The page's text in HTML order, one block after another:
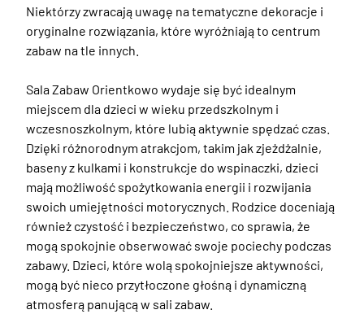
Niektórzy zwracają uwagę na tematyczne dekoracje i
oryginalne rozwiązania, które wyróżniają to centrum
zabaw na tle innych.
Sala Zabaw Orientkowo wydaje się być idealnym
miejscem dla dzieci w wieku przedszkolnym i
wczesnoszkolnym, które lubią aktywnie spędzać czas.
Dzięki różnorodnym atrakcjom, takim jak zjeżdżalnie,
baseny z kulkami i konstrukcje do wspinaczki, dzieci
mają możliwość spożytkowania energii i rozwijania
swoich umiejętności motorycznych. Rodzice doceniają
również czystość i bezpieczeństwo, co sprawia, że
mogą spokojnie obserwować swoje pociechy podczas
zabawy. Dzieci, które wolą spokojniejsze aktywności,
mogą być nieco przytłoczone głośną i dynamiczną
atmosferą panującą w sali zabaw.